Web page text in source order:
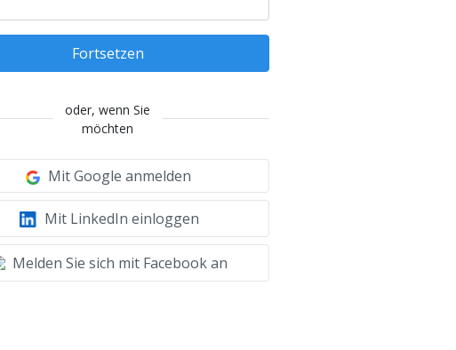
Fortsetzen
oder, wenn Sie
möchten
Mit Google anmelden
Mit LinkedIn einloggen
Melden Sie sich mit Facebook an